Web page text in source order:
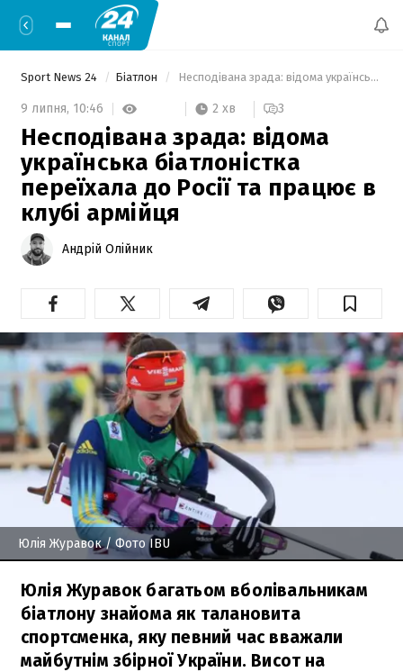
Sport News 24 Біатлон Несподівана зрада: відома українська біатлоністка переїхала до Росії та працює в клубі армійця
9 липня, 10:46 2 хв 3
Несподівана зрада: відома
українська біатлоністка
переїхала до Росії та працює в
клубі армійця
Андрій Олійник
Юлія Журавок/ Фото IBU
Юлія Журавок багатьом вболівальникам
біатлону знайома як талановита
спортсменка, яку певний час вважали
майбутнім збірної України. Висот на